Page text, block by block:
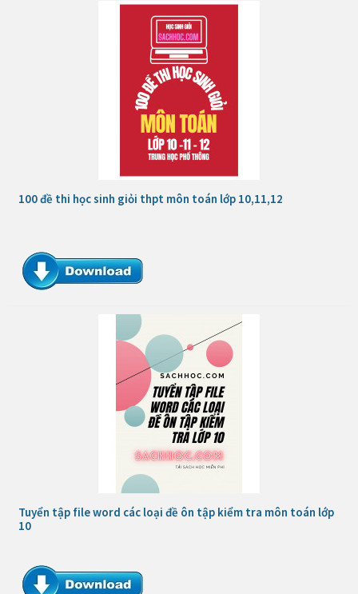
100 đề thi học sinh giỏi thpt môn toán lớp 10,11,12
Tuyển tập file word các loại đề ôn tập kiểm tra môn toán lớp
10